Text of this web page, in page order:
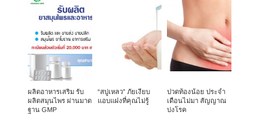
ผลิตอาหารเสริม รับ
ผลิตสมุนไพร ผ่านมาต
ฐาน GMP
“สบู่เหลว” ภัยเงียบ
แอบแฝงที่คุณไม่รู้
ปวดท้องน้อย ประจำ
เดือนไม่มา สัญญาณ
บ่งโรค